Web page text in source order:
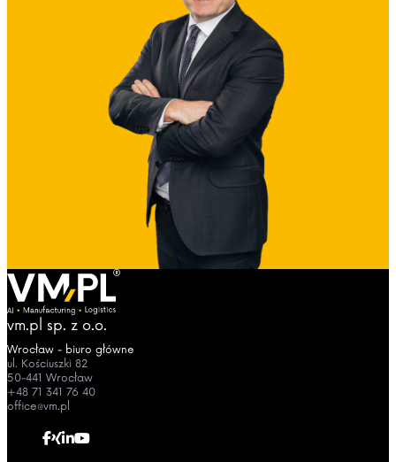
vm.pl sp. z o.o.
Wrocław - biuro główne
ul. Kościuszki 82
50-441 Wrocław
+48 71 341 76 40
office@vm.pl